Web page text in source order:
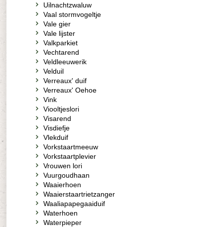
Uilnachtzwaluw
Vaal stormvogeltje
Vale gier
Vale lijster
Valkparkiet
Vechtarend
Veldleeuwerik
Velduil
Verreaux' duif
Verreaux' Oehoe
Vink
Viooltjeslori
Visarend
Visdiefje
Vlekduif
Vorkstaartmeeuw
Vorkstaartplevier
Vrouwen lori
Vuurgoudhaan
Waaierhoen
Waaierstaartrietzanger
Waaliapapegaaiduif
Waterhoen
Waterpieper